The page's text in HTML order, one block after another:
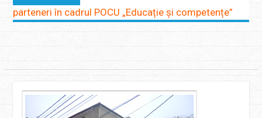
parteneri în cadrul POCU „Educație și competențe”